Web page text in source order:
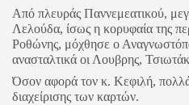
Από πλευράς Παννεμεατικού,
Λελούδα, ίσως η κορυφαία της
Ροθώνης, μόχθησε ο
ανασταλτικά οι Λουβρης,
Όσον αφορά τον κ. Κεφιλή,
διαχείρισης των καρτών.